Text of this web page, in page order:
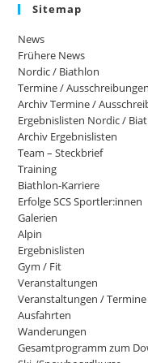
Sitemap
News
Frühere News
Nordic / Biathlon
Termine / Ausschreibungen
Archiv Termine /
Ergebnislisten Nordic /
Archiv Ergebnislisten
Team – Steckbrief
Training
Biathlon-Karriere
Erfolge SCS Sportler:innen
Galerien
Alpin
Ergebnislisten
Gym / Fit
Veranstaltungen
Veranstaltungen / Termine
Ausfahrten
Wanderungen
Gesamtprogramm zum